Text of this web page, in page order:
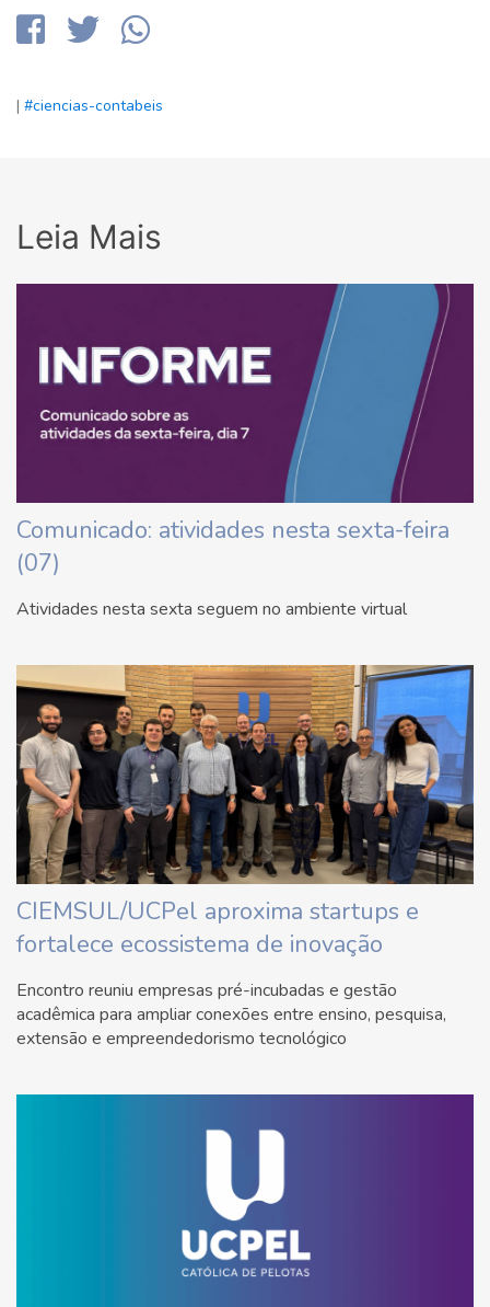
| #ciencias-contabeis
Leia Mais
Comunicado: atividades nesta sexta-feira
(07)
Atividades nesta sexta seguem no ambiente virtual
CIEMSUL/UCPel aproxima startups e
fortalece ecossistema de inovação
Encontro reuniu empresas pré-incubadas e gestão
acadêmica para ampliar conexões entre ensino, pesquisa,
extensão e empreendedorismo tecnológico